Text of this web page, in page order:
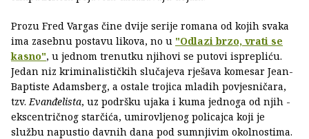
Prozu Fred Vargas čine dvije serije romana od kojih svaka
ima zasebnu postavu likova, no u "Odlazi brzo, vrati se
kasno", u jednom trenutku njihovi se putovi isprepliću.
Jedan niz kriminalističkih slučajeva rješava komesar Jean-
Baptiste Adamsberg, a ostale trojica mladih povjesničara,
tzv. Evanđelista, uz podršku ujaka i kuma jednoga od njih -
ekscentričnog starčića, umirovljenog policajca koji je
službu napustio davnih dana pod sumnjivim okolnostima.